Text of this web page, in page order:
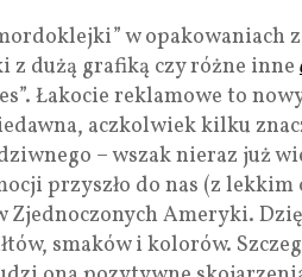
w opakowaniach
dużą grafiką czy różne inne
Łakocie reklamowe to
aczkolwiek kilku
– wszak nieraz już
przyszło do nas (z lekkim
Zjednoczonych Ameryki.
smaków i kolorów.